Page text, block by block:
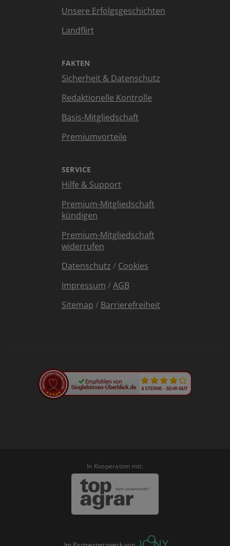
Unsere Erfolgsgeschichten
Landflirt
FAKTEN
Sicherheit & Datenschutz
Redaktionelle Kontrolle
Basis-Mitgliedschaft
Premiumvorteile
SERVICE
Hilfe & Support
Premium-Mitgliedschaft
kündigen
Premium-Mitgliedschaft
widerrufen
Datenschutz / Cookies
Impressum /AGB
Sitemap / Barrierefreiheit
In Kooperation mit: